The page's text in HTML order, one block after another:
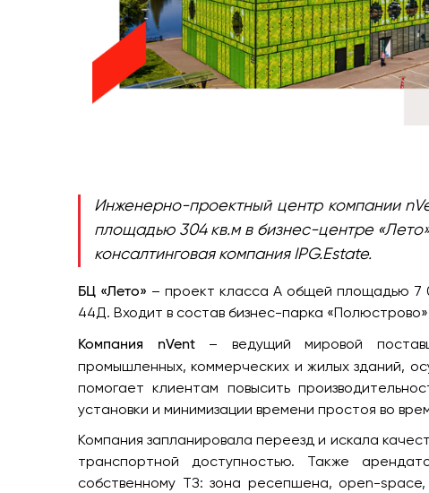
Инженерно-проектный центр компании
площадью 304 кв.м в бизнес-центре
консалтинговая компания IPG.Estate.
БЦ «Лето» – проект класса А общей площадью 7
44Д. Входит в состав бизнес-парка
Компания nVent– ведущий мировой
промышленных, коммерческих и жилых зданий,
помогает клиентам повысить
установки и минимизации времени простоя во
Компания запланировала переезд и искала
транспортной доступностью. Также
собственному ТЗ: зона ресепшена, open-space,